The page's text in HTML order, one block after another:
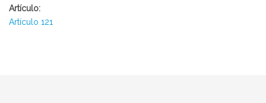
Artículo:
Artículo 121